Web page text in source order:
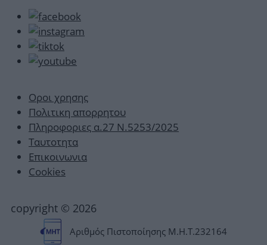
Οροι χρησης
Πολιτικη απορρητου
Πληροφοριες α.27 Ν.5253/2025
Ταυτοτητα
Επικοινωνια
Cookies
copyright © 2026
Αριθμός Πιστοποίησης Μ.Η.Τ.232164